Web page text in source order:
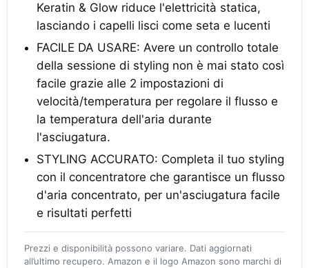
Keratin & Glow riduce l'elettricità statica,
lasciando i capelli lisci come seta e lucenti
FACILE DA USARE: Avere un controllo totale
della sessione di styling non è mai stato così
facile grazie alle 2 impostazioni di
velocità/temperatura per regolare il flusso e
la temperatura dell'aria durante
l'asciugatura.
STYLING ACCURATO: Completa il tuo styling
con il concentratore che garantisce un flusso
d'aria concentrato, per un'asciugatura facile
e risultati perfetti
Prezzi e disponibilità possono variare. Dati aggiornati
all’ultimo recupero. Amazon e il logo Amazon sono marchi di